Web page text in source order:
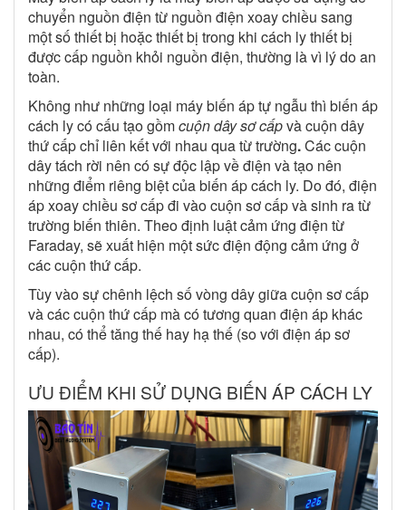
chuyển nguồn điện từ nguồn điện xoay chiều sang
một số thiết bị hoặc thiết bị trong khi cách ly thiết bị
được cấp nguồn khỏi nguồn điện, thường là vì lý do an
toàn.
Không như những loại máy biến áp tự ngẫu thì biến áp
cách ly có cấu tạo gồmcuộn dâysơ cấpvà cuộn dây
thứ cấp chỉ liên kết với nhau qua từ trường.Các cuộn
dây tách rời nên có sự độc lập về điện và tạo nên
những điểm riêng biệt của biến áp cách ly. Do đó, điện
áp xoay chiều sơ cấp đi vào cuộn sơ cấp và sinh ra từ
trường biến thiên. Theo định luật cảm ứng điện từ
Faraday, sẽ xuất hiện một sức điện động cảm ứng ở
các cuộn thứ cấp.
Tùy vào sự chênh lệch số vòng dây giữa cuộn sơ cấp
và các cuộn thứ cấp mà có tương quan điện áp khác
nhau, có thể tăng thế hay hạ thế (so với điện áp sơ
cấp).
ƯU ĐIỂM KHI SỬ DỤNG BIẾN ÁP CÁCH LY